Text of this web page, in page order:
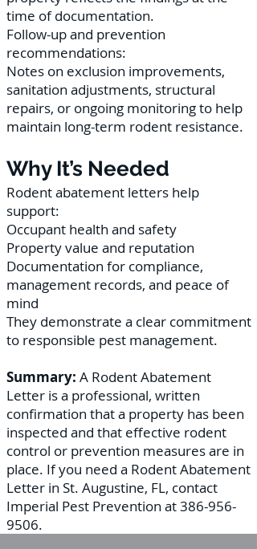
time of documentation.
Follow-up and prevention
recommendations:
Notes on exclusion improvements,
sanitation adjustments, structural
repairs, or ongoing monitoring to help
maintain long-term rodent resistance.
Why It’s Needed
Rodent abatement letters help
support:
Occupant health and safety
Property value and reputation
Documentation for compliance,
management records, and peace of
mind
They demonstrate a clear commitment
to responsible pest management.
Summary: A Rodent Abatement
Letter is a professional, written
confirmation that a property has been
inspected and that effective rodent
control or prevention measures are in
place. If you need a Rodent Abatement
Letter in St. Augustine, FL, contact
Imperial Pest Prevention at386-956-
9506.